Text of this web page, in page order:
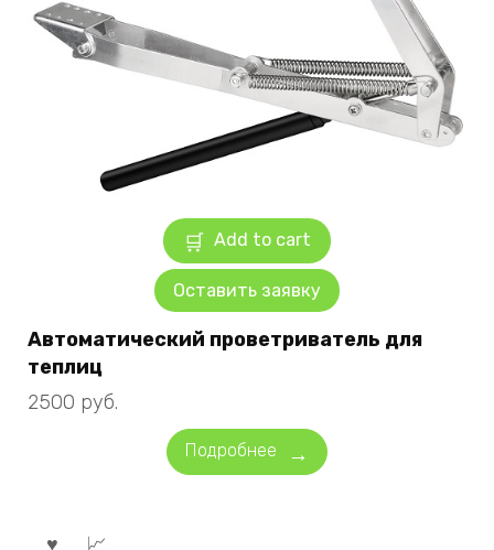
Add to cart
Оставить заявку
Автоматический проветриватель для
теплиц
2500 руб.
Подробнее